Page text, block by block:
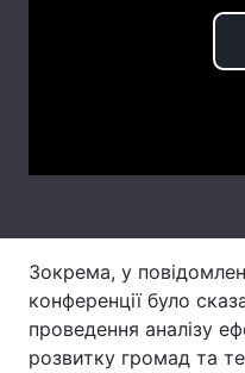
Тема оформлення
Зокрема, у
конференції було
проведення аналізу
розвитку громад та